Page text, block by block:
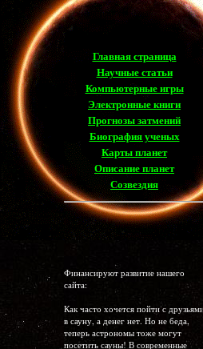
Главная страница
Научные статьи
Компьютерные игры
Электронные книги
Прогнозы затмений
Биография ученых
Карты планет
Описание планет
Созвездия
Финансируют развитие нашего
сайта:
Как часто хочется пойти с
в сауну, а денег нет. Но не беда,
теперь астрономы тоже могут
посетить сауны! В современные